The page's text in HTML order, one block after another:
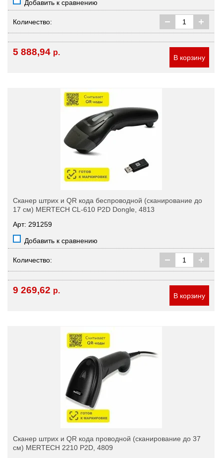
Добавить к сравнению
Количество:
5 888,94 р.
В корзину
Сканер штрих и QR кода беспроводной (сканирование до
17 см) MERTECH CL-610 P2D Dongle, 4813
Арт: 291259
Добавить к сравнению
Количество:
9 269,62 р.
В корзину
Сканер штрих и QR кода проводной (сканирование до 37
см) MERTECH 2210 P2D, 4809